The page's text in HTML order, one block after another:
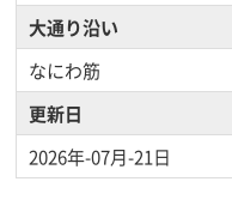
大通り沿い
なにわ筋
更新日
2026年-07月-21日